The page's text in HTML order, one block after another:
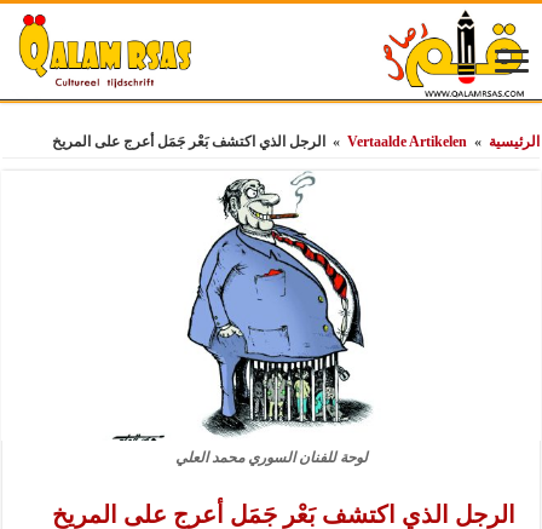
الرئيسية »
Vertaalde Artikelen
» الرجل الذي اكتشف بَعْر جَمَل أعرج على المريخ
لوحة للفنان السوري محمد العلي
الرجل الذي اكتشف بَعْر جَمَل أعرج على المريخ